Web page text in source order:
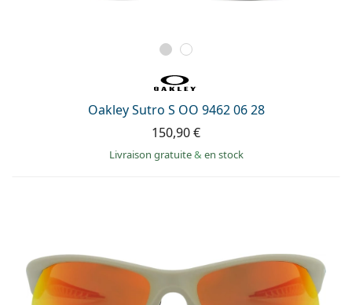
Oakley Sutro S OO 9462 06 28
150,90 €
Livraison gratuite& en stock